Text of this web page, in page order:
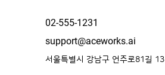
02-555-1231
support@aceworks.ai
서울특별시 강남구 언주로81길 13